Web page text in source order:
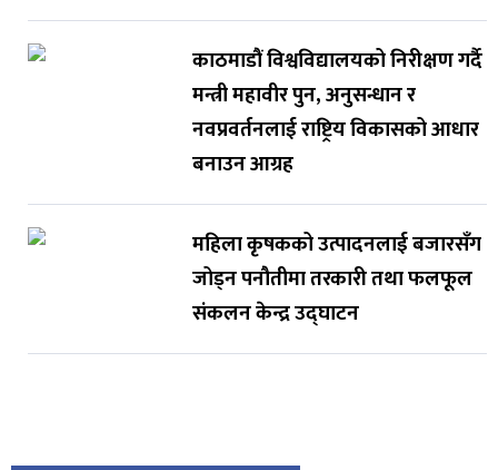
काठमाडौं विश्वविद्यालयको निरीक्षण गर्दै
मन्त्री महावीर पुन, अनुसन्धान र
नवप्रवर्तनलाई राष्ट्रिय विकासको आधार
बनाउन आग्रह
महिला कृषकको उत्पादनलाई बजारसँग
जोड्न पनौतीमा तरकारी तथा फलफूल
संकलन केन्द्र उद्घाटन